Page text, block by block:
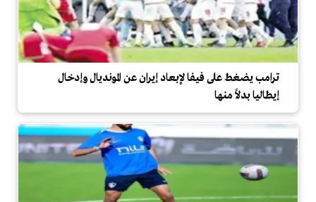
ترامب يضغط على فيفا لإبعاد إيران عن المونديال وإدخال
إيطاليا بدلاً منها